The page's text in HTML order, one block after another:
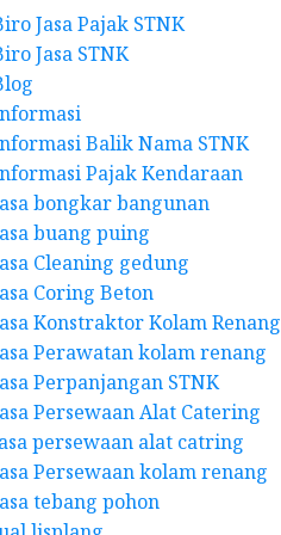
Jasa Pajak STNK
Jasa STNK
Balik Nama STNK
Pajak Kendaraan
bongkar bangunan
buang puing
Cleaning gedung
Coring Beton
Konstraktor Kolam Renang
Perawatan kolam renang
Perpanjangan STNK
Persewaan Alat Catering
persewaan alat catring
Persewaan kolam renang
tebang pohon